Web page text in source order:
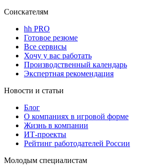
Соискателям
hh PRO
Готовое резюме
Все сервисы
Хочу у вас работать
Производственный календарь
Экспертная рекомендация
Новости и статьи
Блог
О компаниях в игровой форме
Жизнь в компании
ИТ-проекты
Рейтинг работодателей России
Молодым специалистам